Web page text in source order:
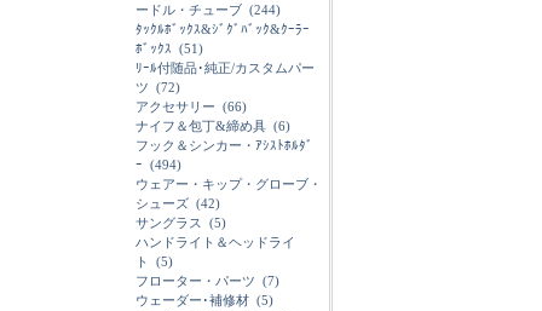
ードル・チューブ (244)
ﾀｯｸﾙﾎﾞｯｸｽ&ｼﾞｸﾞﾊﾞｯｸ&ｸｰﾗｰ
ﾎﾞｯｸｽ (51)
ﾘｰﾙ付随品･純正/カスタムパー
ツ (72)
アクセサリー (66)
ナイフ＆包丁&締め具 (6)
フック＆シンカー・ｱｼｽﾄﾎﾙﾀﾞ
ｰ (494)
ウェアー・キップ・グローブ・
シューズ (42)
サングラス
(5)
ハンドライト＆ヘッドライ
ト
(5)
フローター・パーツ (7)
ウェーダー･補修材 (5)